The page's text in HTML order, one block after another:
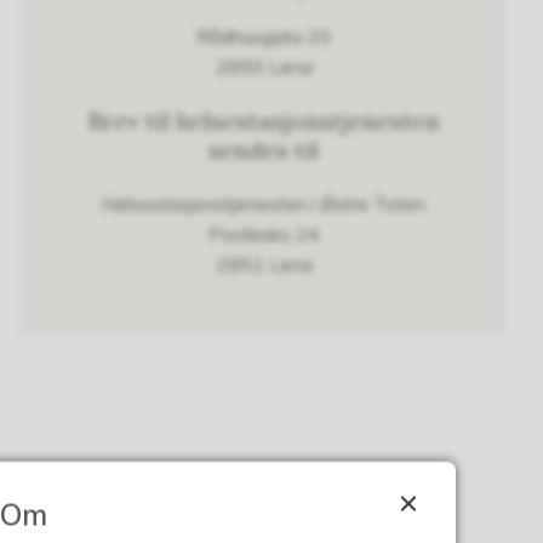
Rådhusgata 20
2850 Lena
Brev til helsestasjonstjenesten
sendes til
Helsestasjonstjenesten i Østre Toten
Postboks 24
2851 Lena
Om